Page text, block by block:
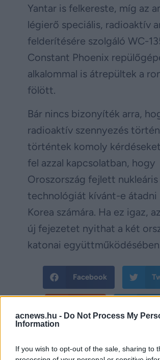
acnews.hu - Do Not Process My
Information
If you wish to opt-out of the sale, sharing to
Yantar is felkereste, míg az
légierő speciális, radioaktív
felderítésére szolgáló WC-
Constant Phoenix
alkalommal is átrepültek a
fölött.
Bár nincs bizonyíték arra,
radioaktív szennyezés
történtek komoly
fel azzal kapcsolatban, hogy
Oroszország fejlett nukleáris
technológiát kívánt-e átadni
Korea számára. Ha ez igaz,
új fejezetet nyithat a két
katonai
Facebook
Hirdetés